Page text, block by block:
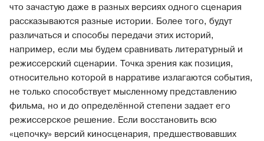
что зачастую даже в разных версиях одного сценария
рассказываются разные истории. Более того, будут
различаться и способы передачи этих историй,
например, если мы будем сравнивать литературный и
режиссерский сценарии. Точка зрения как позиция,
относительно которой в нарративе излагаются события,
не только способствует мысленному представлению
фильма, но и до определённой степени задает его
режиссерское решение. Если восстановить всю
«цепочку» версий киносценария, предшествовавших